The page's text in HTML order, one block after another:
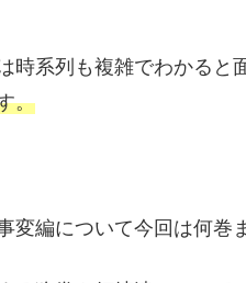
時系列も複雑でわかると
。
変編について今回は何巻